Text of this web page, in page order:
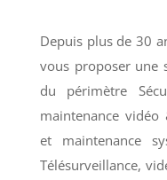
Depuis plus de 30
vous proposer une
du périmètre
maintenance vidéo
et maintenance
Télésurveillance,